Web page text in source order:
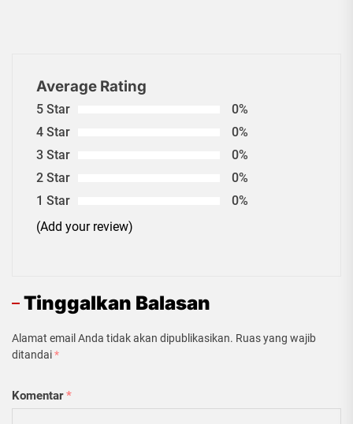
Average Rating
5 Star
0%
4 Star
0%
3 Star
0%
2 Star
0%
1 Star
0%
(Add your review)
Tinggalkan Balasan
Alamat email Anda tidak akan dipublikasikan. Ruas yang wajib
ditandai*
Komentar*